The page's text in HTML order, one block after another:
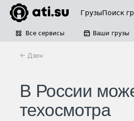
ГрузыПоиск
Все сервисы Ваши грузы
← Дзен
В России
техосмотра